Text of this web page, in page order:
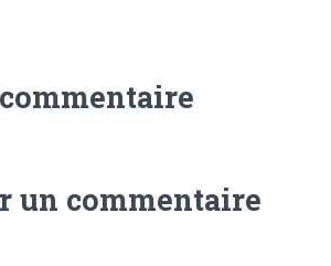
un commentaire